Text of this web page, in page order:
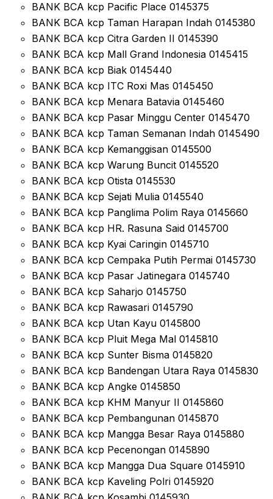
BANK BCA kcp Pacific Place 0145375
BANK BCA kcp Taman Harapan Indah 0145380
BANK BCA kcp Citra Garden II 0145390
BANK BCA kcp Mall Grand Indonesia 0145415
BANK BCA kcp Biak 0145440
BANK BCA kcp ITC Roxi Mas 0145450
BANK BCA kcp Menara Batavia 0145460
BANK BCA kcp Pasar Minggu Center 0145470
BANK BCA kcp Taman Semanan Indah 0145490
BANK BCA kcp Kemanggisan 0145500
BANK BCA kcp Warung Buncit 0145520
BANK BCA kcp Otista 0145530
BANK BCA kcp Sejati Mulia 0145540
BANK BCA kcp Panglima Polim Raya 0145660
BANK BCA kcp HR. Rasuna Said 0145700
BANK BCA kcp Kyai Caringin 0145710
BANK BCA kcp Cempaka Putih Permai 0145730
BANK BCA kcp Pasar Jatinegara 0145740
BANK BCA kcp Saharjo 0145750
BANK BCA kcp Rawasari 0145790
BANK BCA kcp Utan Kayu 0145800
BANK BCA kcp Pluit Mega Mal 0145810
BANK BCA kcp Sunter Bisma 0145820
BANK BCA kcp Bandengan Utara Raya 0145830
BANK BCA kcp Angke 0145850
BANK BCA kcp KHM Manyur II 0145860
BANK BCA kcp Pembangunan 0145870
BANK BCA kcp Mangga Besar Raya 0145880
BANK BCA kcp Pecenongan 0145890
BANK BCA kcp Mangga Dua Square 0145910
BANK BCA kcp Kaveling Polri 0145920